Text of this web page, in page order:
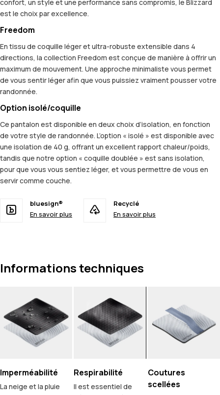
confort, un style et une performance sans compromis, le Blizzard
est le choix par excellence.
Freedom
En tissu de coquille léger et ultra-robuste extensible dans 4
directions, la collection Freedom est conçue de manière à offrir un
maximum de mouvement. Une approche minimaliste vous permet
de vous sentir léger afin que vous puissiez vraiment pousser votre
randonnée.
Option isolé/coquille
Ce pantalon est disponible en deux choix d’isolation, en fonction
de votre style de randonnée. L’option « isolé » est disponible avec
une isolation de 40 g, offrant un excellent rapport chaleur/poids,
tandis que notre option « coquille doublée » est sans isolation,
pour que vous vous sentiez léger, et vous permettre de vous en
servir comme couche.
bluesign®
En savoir plus
Recyclé
En savoir plus
Informations techniques
Imperméabilité
La neige et la pluie
Respirabilité
Il est essentiel de
Coutures
scellées